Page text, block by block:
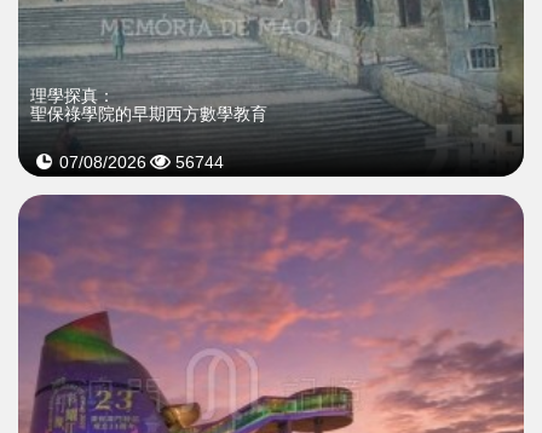
理學探真：
聖保祿學院的早期西方數學教育
07/08/2026 56744